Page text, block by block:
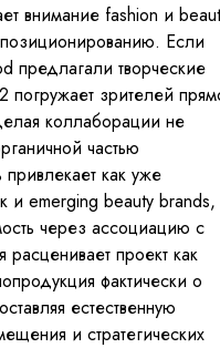
внимание fashion и
Если
предлагали творческие
погружает зрителей
коллаборации не
частью
привлекает как уже
и emerging beauty brands,
через ассоциацию с
проект как
фактически о
естественную
и стратегических